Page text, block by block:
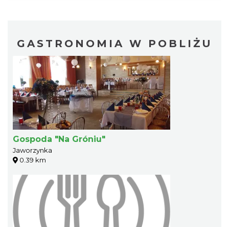
GASTRONOMIA W POBLIŻU
Gospoda "Na Gróniu"
Jaworzynka
0.39 km